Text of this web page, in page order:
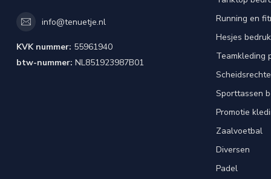
info@tenuetje.nl
KVK nummer: 55961940
btw-nummer: NL851923987B01
Running en
Hesjes
Teamkleding
Sporttassen
Promotie
Zaalvoetbal
Diversen
Padel